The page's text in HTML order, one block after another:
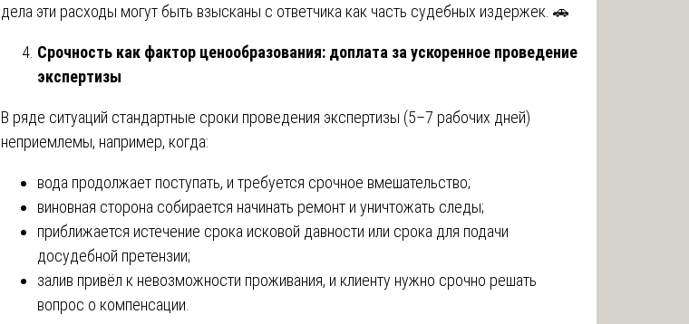
дела эти расходы могут быть взысканы с ответчика как часть судебных издержек. 🚗
Срочность как фактор ценообразования: доплата за ускоренное проведение
экспертизы
В ряде ситуаций стандартные сроки проведения экспертизы (5–7 рабочих дней)
неприемлемы, например, когда:
вода продолжает поступать, и требуется срочное вмешательство;
виновная сторона собирается начинать ремонт и уничтожать следы;
приближается истечение срока исковой давности или срока для подачи
досудебной претензии;
залив привёл к невозможности проживания, и клиенту нужно срочно решать
вопрос о компенсации.